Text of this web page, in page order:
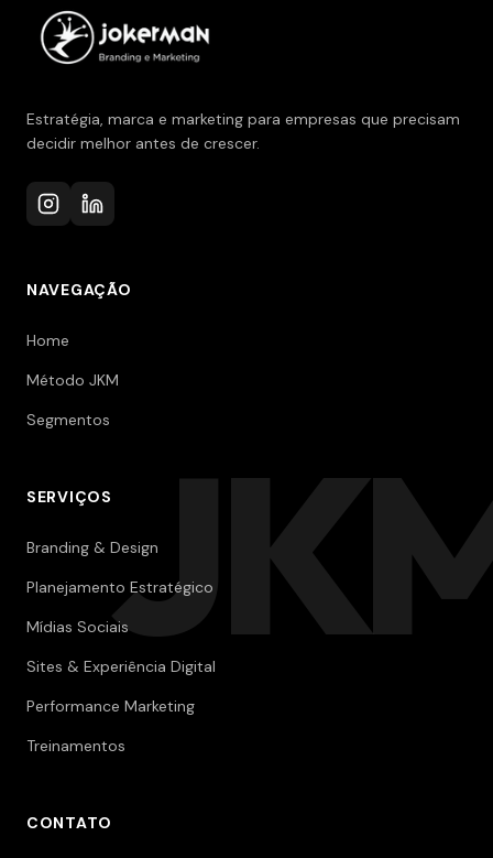
Estratégia, marca e marketing para empresas que precisam
decidir melhor antes de crescer.
NAVEGAÇÃO
Home
Método JKM
Segmentos
SERVIÇOS
Branding & Design
Planejamento Estratégico
Mídias Sociais
Sites & Experiência Digital
Performance Marketing
Treinamentos
CONTATO